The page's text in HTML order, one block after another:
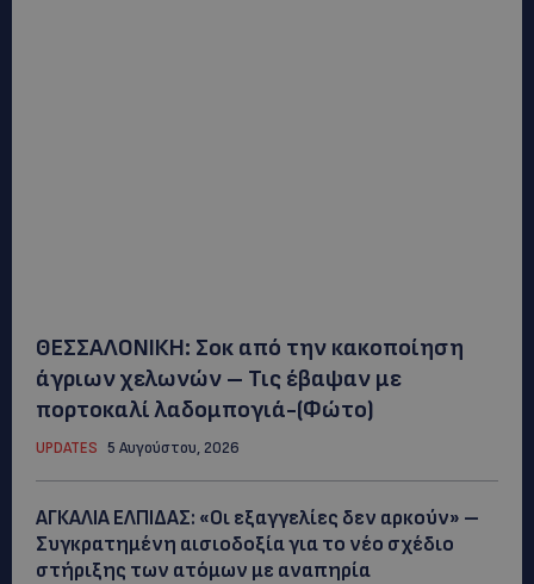
ΘΕΣΣΑΛΟΝΙΚΗ: Σοκ από την κακοποίηση
άγριων χελωνών – Τις έβαψαν με
πορτοκαλί λαδομπογιά-(Φώτο)
UPDATES 5 Αυγούστου, 2026
ΑΓΚΑΛΙΑ ΕΛΠΙΔΑΣ: «Οι εξαγγελίες δεν αρκούν» –
Συγκρατημένη αισιοδοξία για το νέο σχέδιο
στήριξης των ατόμων με αναπηρία